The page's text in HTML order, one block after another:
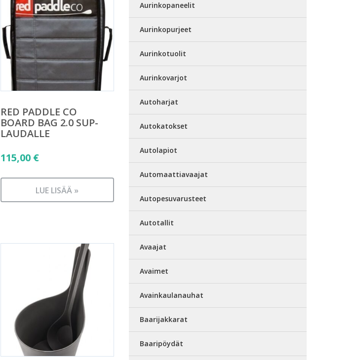
RED PADDLE CO
BOARD BAG 2.0 SUP-
LAUDALLE
115,00 €
LUE LISÄÄ »
Aurinkopaneelit
Aurinkopurjeet
Aurinkotuolit
Aurinkovarjot
Autoharjat
Autokatokset
Autolapiot
Automaattiavaajat
Autopesuvarusteet
Autotallit
Avaajat
Avaimet
Avainkaulanauhat
Baarijakkarat
Baaripöydät